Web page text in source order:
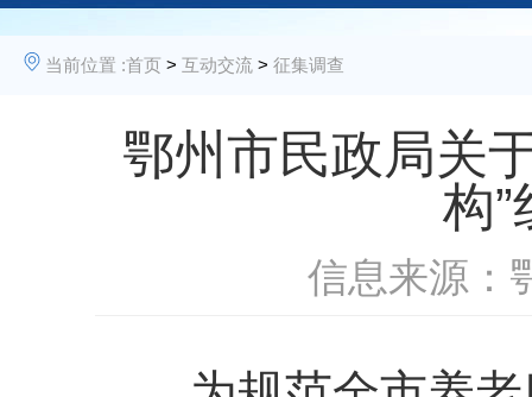
当前位置 :首页 > 互动交流 > 征集调查
鄂州市民政局关
构
信息来源：